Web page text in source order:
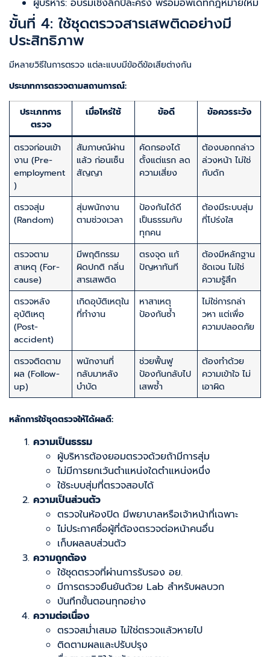
ขั้นที่ 4: ใช้ชุดตรวจสารเสพติดอย่างมี
ประสิทธิภาพ
มีหลายวิธีในการตรวจ แต่ละแบบมีข้อดีข้อเสียต่างกัน
ประเภทการตรวจตามสถานการณ์:
ประเภทการ
ตรวจ
เมื่อไหร่ใช้ ข้อดี ข้อควรระวัง
ตรวจก่อนเข้า
งาน (Pre-
employment
)
สัมภาษณ์ผ่าน
แล้ว ก่อนเซ็น
สัญญา
คัดกรองได้
ตั้งแต่แรก ลด
ความเสี่ยง
ต้องบอกกล่าว
ล่วงหน้า ไม่ใช่
กับดัก
ตรวจสุ่ม
(Random)
สุ่มพนักงาน
ตามช่วงเวลา
ป้องกันได้ดี
เป็นธรรมกับ
ทุกคน
ต้องมีระบบสุ่ม
ที่โปร่งใส
ตรวจตาม
สาเหตุ (For-
cause)
มีพฤติกรรม
ผิดปกติ กลิ่น
สารเสพติด
ตรงจุด แก้
ปัญหาทันที
ต้องมีหลักฐาน
ชัดเจน ไม่ใช่
ความรู้สึก
ตรวจหลัง
อุบัติเหตุ
(Post-
accident)
เกิดอุบัติเหตุใน
ที่ทำงาน
หาสาเหตุ
ป้องกันซ้ำ
ไม่ใช่การกล่า
วหา แต่เพื่อ
ความปลอดภัย
ตรวจติดตาม
ผล (Follow-
up)
พนักงานที่
กลับมาหลัง
บำบัด
ช่วยฟื้นฟู
ป้องกันกลับไป
เสพซ้ำ
ต้องทำด้วย
ความเข้าใจ ไม่
เอาผิด
หลักการใช้ชุดตรวจให้ได้ผลดี:
ความเป็นธรรม
ผู้บริหารต้องยอมตรวจด้วยถ้ามีการสุ่ม
ไม่มีการยกเว้นตำแหน่งใดตำแหน่งหนึ่ง
ใช้ระบบสุ่มที่ตรวจสอบได้
ความเป็นส่วนตัว
ตรวจในห้องปิด มีพยาบาลหรือเจ้าหน้าที่เฉพาะ
ไม่ประกาศชื่อผู้ที่ต้องตรวจต่อหน้าคนอื่น
เก็บผลลบส่วนตัว
ความถูกต้อง
ใช้ชุดตรวจที่ผ่านการรับรอง อย.
มีการตรวจยืนยันด้วย Lab สำหรับผลบวก
บันทึกขั้นตอนทุกอย่าง
ความต่อเนื่อง
ตรวจสม่ำเสมอ ไม่ใช่ตรวจแล้วหายไป
ติดตามผลและปรับปรุง